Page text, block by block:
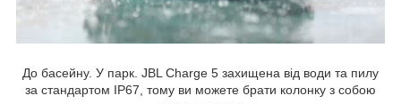
До басейну. У парк. JBL Charge 5 захищена від води та пилу
за стандартом IP67, тому ви можете брати колонку з собою